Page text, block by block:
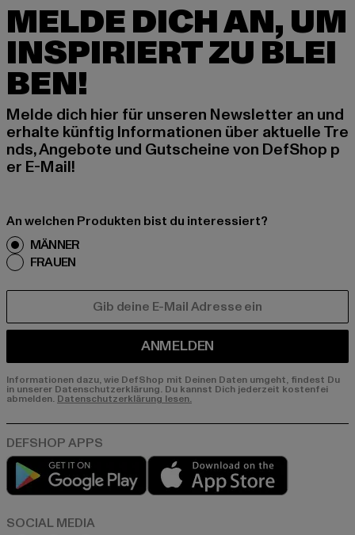
MELDE DICH AN, UM
INSPIRIERT ZU BLEI
BEN!
Melde dich hier für unseren Newsletter an und
erhalte künftig Informationen über aktuelle Tre
nds, Angebote und Gutscheine von DefShop p
er E-Mail!
An welchen Produkten bist du interessiert?
MÄNNER
FRAUEN
ANMELDEN
Informationen dazu, wie DefShop mit Deinen Daten umgeht, findest Du
in unserer Datenschutzerklärung. Du kannst Dich jederzeit kostenfei
abmelden. Datenschutzerklärung lesen.
Play market